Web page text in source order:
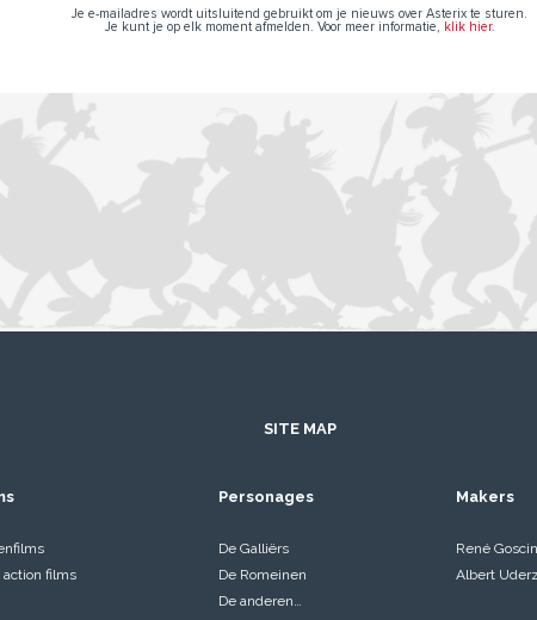
Je e-mailadres wordt uitsluitend gebruikt om je nieuws over Asterix te sturen.
Je kunt je op elk moment afmelden. Voor meer informatie,
klik hier.
SITE MAP
action films
Personages
De Galliërs
De Romeinen
De anderen…
Makers
René
Albert